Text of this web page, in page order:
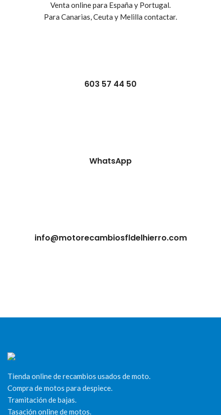
Venta online para España y Portugal.
Para Canarias, Ceuta y Melilla contactar.
603 57 44 50
WhatsApp
info@motorecambiosfldelhierro.com
Tienda online de recambios usados de moto.
Compra de motos para despiece.
Tramitación de bajas.
Tasación online de motos.